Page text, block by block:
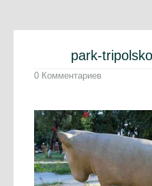
park-
0 Комментариев